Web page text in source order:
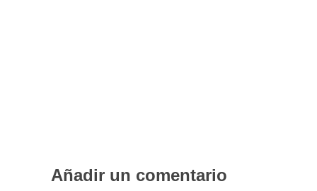
Añadir un comentario